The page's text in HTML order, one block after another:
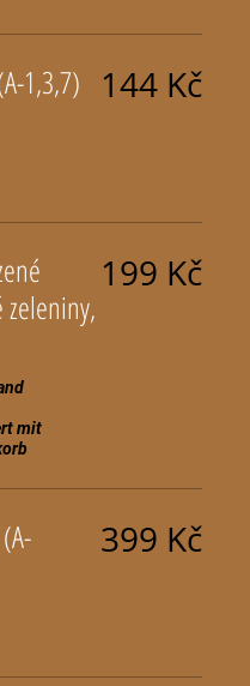
1,3,7) 144 Kč
mit
199 Kč
399 Kč